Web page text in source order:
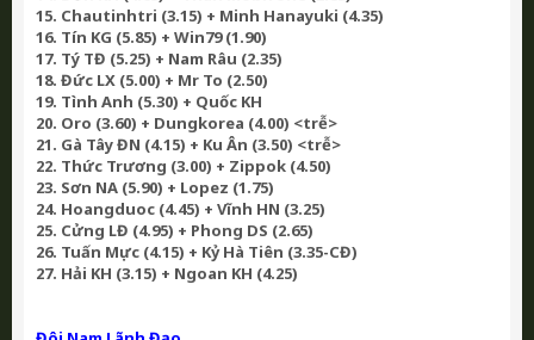
15. Chautinhtri (3.15) + Minh Hanayuki (4.35)
16. Tín KG (5.85) + Win79 (1.90)
17. Tý TĐ (5.25) + Nam Râu (2.35)
18. Đức LX (5.00) + Mr To (2.50)
19. Tình Anh (5.30) + Quốc KH
20. Oro (3.60) + Dungkorea (4.00) <trễ>
21. Gà Tây ĐN (4.15) + Ku Ân (3.50) <trễ>
22. Thức Trương (3.00) + Zippok (4.50)
23. Sơn NA (5.90) + Lopez (1.75)
24. Hoangduoc (4.45) + Vĩnh HN (3.25)
25. Cửng LĐ (4.95) + Phong DS (2.65)
26. Tuấn Mực (4.15) + Kỷ Hà Tiên (3.35-CĐ)
27. Hải KH (3.15) + Ngoan KH (4.25)